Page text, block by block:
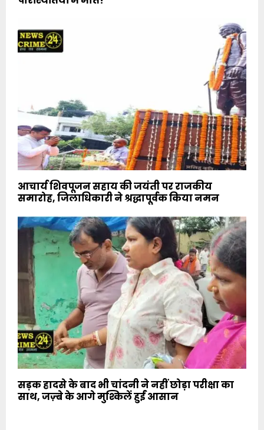
आचार्य शिवपूजन सहाय की जयंती पर राजकीय
समारोह, जिलाधिकारी ने श्रद्धापूर्वक किया नमन
सड़क हादसे के बाद भी चांदनी ने नहीं छोड़ा परीक्षा का
साथ, जज़्बे के आगे मुश्किलें हुईं आसान